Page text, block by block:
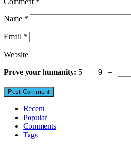
Comment *
Name *
Email *
Website
Prove your humanity: 5 + 9 =
Recent
Popular
Comments
Tags